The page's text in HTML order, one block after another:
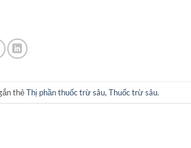
thẻThị phần thuốc trừ sâu,Thuốc trừ sâu.